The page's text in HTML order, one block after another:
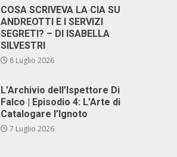
COSA SCRIVEVA LA CIA SU
ANDREOTTI E I SERVIZI
SEGRETI? – DI ISABELLA
SILVESTRI
8 Luglio 2026
L’Archivio dell’Ispettore Di
Falco | Episodio 4: L’Arte di
Catalogare l’Ignoto
7 Luglio 2026